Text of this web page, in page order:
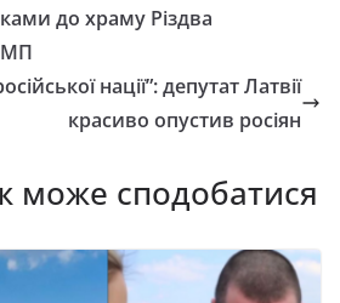
до храму Різдва
МП
нації”: депутат Латвії
красиво опустив росіян
може сподобатися